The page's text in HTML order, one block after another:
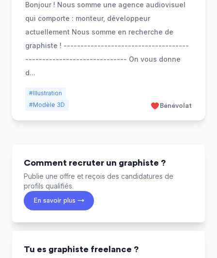
Bonjour ! Nous somme une agence audiovisuel
qui comporte : monteur, développeur
actuellement Nous somme en recherche de
graphiste ! -------------------------------------
------------------------------ On vous donne
d...
#Illustration
#Modèle 3D
Bénévolat
Comment recruter un graphiste ?
Publie une offre et reçois des candidatures de
profils qualifiés.
En savoir plus →
Tu es graphiste freelance ?